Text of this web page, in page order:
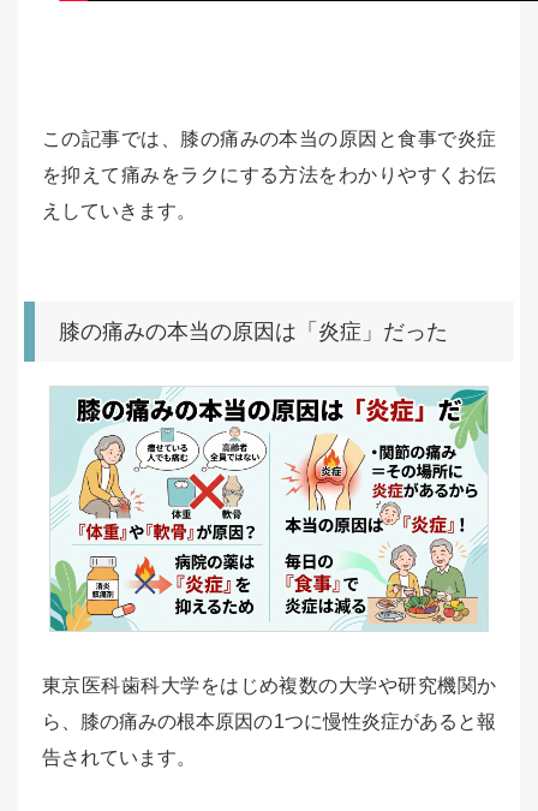
この記事では、膝の痛みの本当の原因と食事で炎症
を抑えて痛みをラクにする方法をわかりやすくお伝
えしていきます。
膝の痛みの本当の原因は「炎症」だった
東京医科歯科大学をはじめ複数の大学や研究機関か
ら、膝の痛みの根本原因の1つに慢性炎症があると報
告されています。